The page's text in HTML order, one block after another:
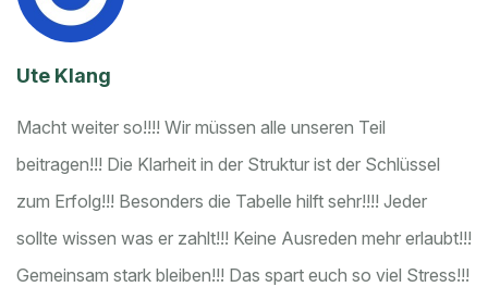
Ute Klang
Macht weiter so!!!! Wir müssen alle unseren Teil
beitragen!!! Die Klarheit in der Struktur ist der Schlüssel
zum Erfolg!!! Besonders die Tabelle hilft sehr!!!! Jeder
sollte wissen was er zahlt!!! Keine Ausreden mehr erlaubt!!!
Gemeinsam stark bleiben!!! Das spart euch so viel Stress!!!